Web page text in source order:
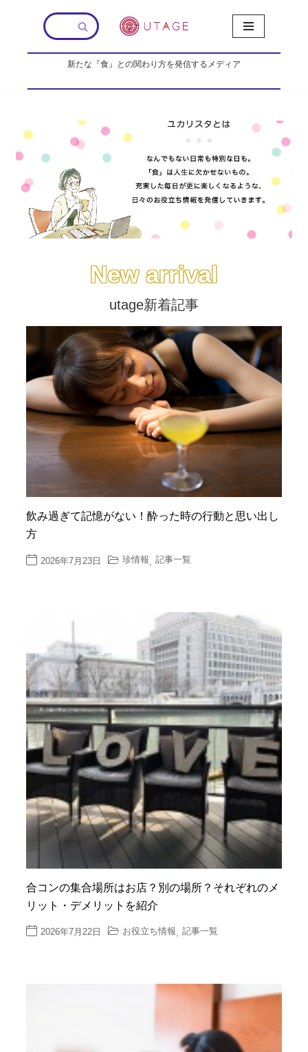
ッ
新たな『食』との関わり方を発信するメディア
New arrival
utage新着記事
飲み過ぎて記憶がない！酔った時の行動と思い出し
方
2026年7月23日 珍情報 記事一覧
合コンの集合場所はお店？別の場所？それぞれのメ
リット・デメリットを紹介
2026年7月22日 お役立ち情報, 記事一覧